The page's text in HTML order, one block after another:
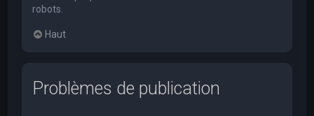
robots.
Haut
Problèmes de publication